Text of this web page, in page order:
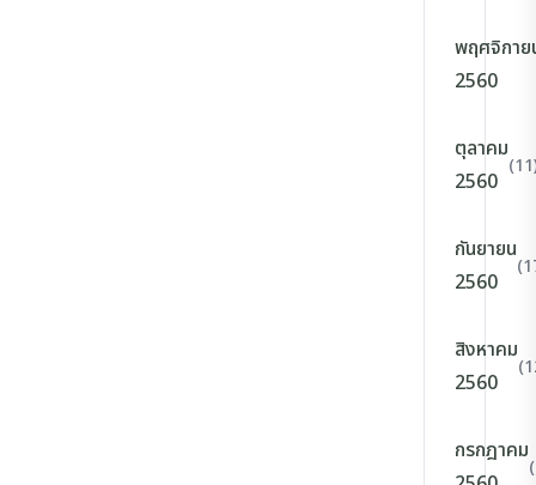
พฤศจิกาย
2560
ตุลาคม
2560
กันยายน
2560
สิงหาคม
2560
กรกฎาคม